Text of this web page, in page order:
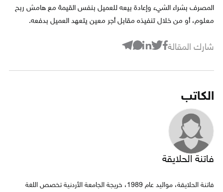
المصرف بشراء الشيء وإعادة بيعه للعميل بنفس القيمة مع هامش ربح
معلوم، أو من خلال تنفيذه مقابل أجر معين يتعهد العميل بدفعه.
شارك المقالة
الكاتب
فاتنة الحلايقة
فاتنة الحلايقة، مواليد عام 1989، خريجة الجامعة الأردنية تخصص اللغة